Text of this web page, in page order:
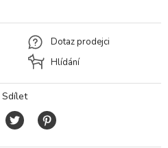
Dotaz prodejci
Hlídání
Sdílet